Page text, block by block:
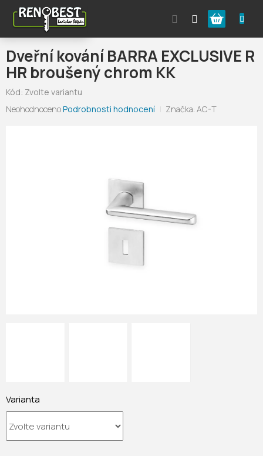
obsah
Nákupní
košík
Dveřní kování BARRA EXCLUSIVE R
HR broušený chrom KK
Kód: Zvolte variantu
Průměrné
NeohodnocenoPodrobnosti hodnocení Značka:AC-T
Varianta